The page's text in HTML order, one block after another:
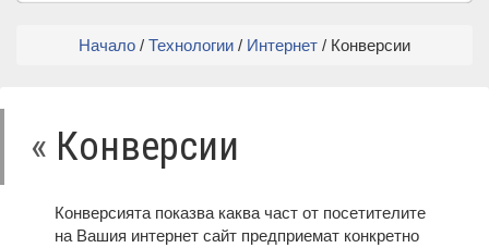
Начало / Технологии / Интернет / Конверсии
« Конверсии
Конверсията показва каква част от посетителите
на Вашия интернет сайт предприемат конкретно